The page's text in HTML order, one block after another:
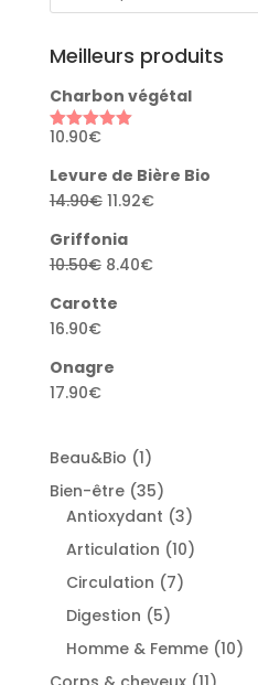
Meilleurs produits
Charbon végétal
Rated5.00
10.90€
Levure de Bière Bio
14.90€ Original
was:
14.90€.
11.92€Current
Griffonia
10.50€ Original
was:
8.40€Current
Carotte
16.90€
Onagre
17.90€
Beau&Bio 11
product
Bien-être 3535
products
Antioxydant 33
products
Articulation 1010
Circulation 77
Digestion 55
products
Homme & Femme 1010